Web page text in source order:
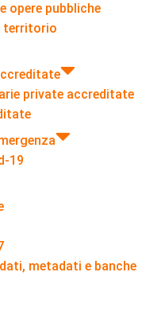
opere pubbliche
territorio
private accreditate
19
metadati e banche